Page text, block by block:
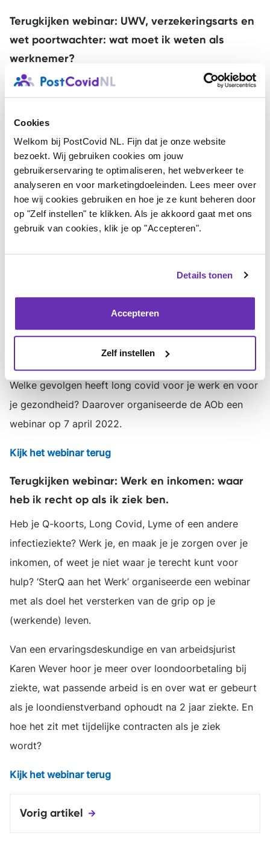
Cookies
Welkom bij PostCovid NL. Fijn dat je onze website
bezoekt. Wij gebruiken cookies om jouw
gebruikerservaring te optimaliseren, het webverkeer te
analyseren en voor marketingdoeleinden. Lees meer over
hoe wij cookies gebruiken en hoe je ze kunt beheren door
op "Zelf instellen" te klikken. Als je akkoord gaat met ons
gebruik van cookies, klik je op "Accepteren".
Details tonen
Accepteren
Zelf instellen
Terugkijken webinar: UWV, verzekeringsarts en
wet poortwachter: wat moet ik weten als
werknemer?
Heb je Q-koorts, Long Covid, Lyme of een andere
maken met (langdurig) verzuim van je werk en loop je
tegen allerlei vragen aan? ‘SterQ aan het Werk’
organiseerde een webinar met als doel het versterken
van de grip op je (werkende) leven.
Van een ervaringsdeskundige en van
arbeidsdeskundige Marian Walraven hoor je wat er
Terugkijken AOb-webinar long covid
Welke gevolgen heeft long covid voor je werk en voor
je gezondheid? Daarover organiseerde de AOb een
webinar op 7 april 2022.
Kijk het webinar terug
Terugkijken webinar: Werk en inkomen: waar
heb ik recht op als ik ziek ben.
Heb je Q-koorts, Long Covid, Lyme of een andere
infectieziekte? Werk je, en maak je je zorgen over je
inkomen, of weet je niet waar je terecht kunt voor
hulp? ‘SterQ aan het Werk’ organiseerde een webinar
met als doel het versterken van de grip op je
(werkende) leven.
Van een ervaringsdeskundige en van arbeidsjurist
Karen Wever hoor je meer over loondoorbetaling bij
ziekte, wat passende arbeid is en over wat er gebeurt
als je loondienstverband ophoudt na 2 jaar ziekte. En
hoe het zit met tijdelijke contracten als je ziek
wordt?
Kijk het webinar terug
Vorig artikel